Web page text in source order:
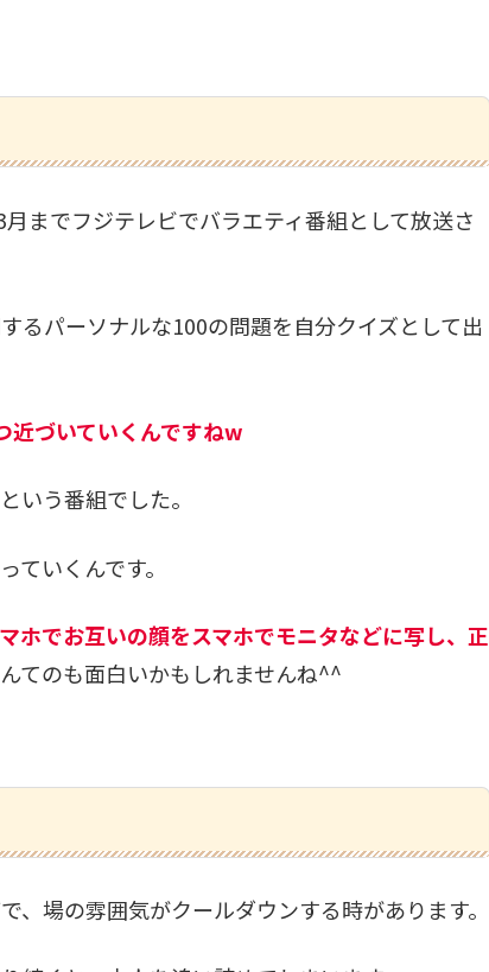
までフジテレビでバラエティ番組として放送さ
るパーソナルな100の問題を自分クイズとして出
近づいていくんですねw
いう番組でした。
ていくんです。
ホでお互いの顔をスマホでモニタなどに写し、正
てのも面白いかもしれませんね^^
、場の雰囲気がクールダウンする時があります。